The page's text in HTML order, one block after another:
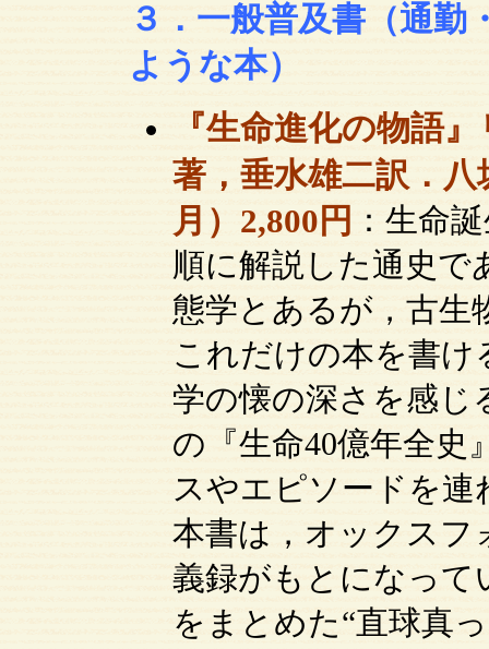
３．一般普及書（通
ような本）
『生命進化の物語
著，垂水雄二訳．八
月）2,800円 ：生命
順に解説した通史で
態学とあるが，古生
これだけの本を書
学の懐の深さを感じ
の『生命40億年全史
スやエピソードを連
本書は，オックスフ
義録がもとになって
をまとめた“直球真